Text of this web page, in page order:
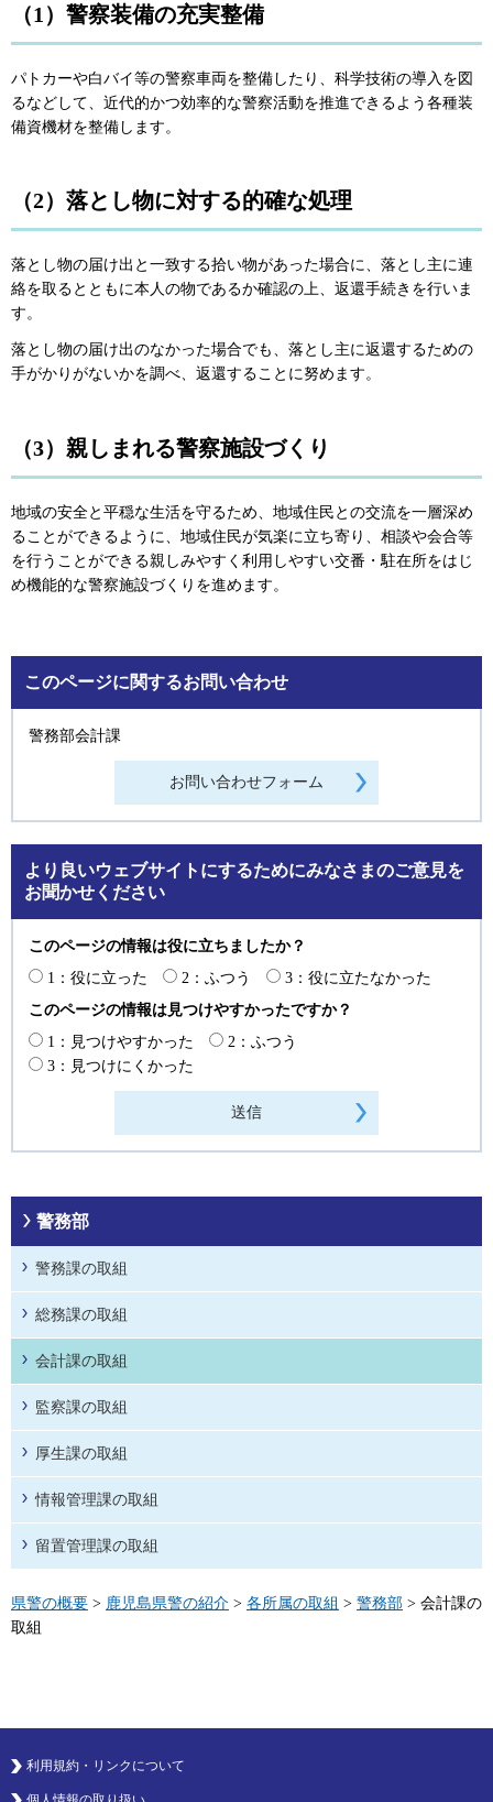
（1）警察装備の充実整備
パトカーや白バイ等の警察車両を整備したり、科学技術の導入を図
るなどして、近代的かつ効率的な警察活動を推進できるよう各種装
備資機材を整備します。
（2）落とし物に対する的確な処理
落とし物の届け出と一致する拾い物があった場合に、落とし主に連
絡を取るとともに本人の物であるか確認の上、返還手続きを行いま
す。
落とし物の届け出のなかった場合でも、落とし主に返還するための
手がかりがないかを調べ、返還することに努めます。
（3）親しまれる警察施設づくり
地域の安全と平穏な生活を守るため、地域住民との交流を一層深め
ることができるように、地域住民が気楽に立ち寄り、相談や会合等
を行うことができる親しみやすく利用しやすい交番・駐在所をはじ
め機能的な警察施設づくりを進めます。
このページに関するお問い合わせ
警務部会計課
より良いウェブサイトにするためにみなさまのご意見を
お聞かせください
このページの情報は役に立ちましたか？
1：役に立った
2：ふつう
3：役に立たなかった
このページの情報は見つけやすかったですか？
1：見つけやすかった
2：ふつう
3：見つけにくかった
警務部
警務課の取組
総務課の取組
会計課の取組
監察課の取組
厚生課の取組
情報管理課の取組
留置管理課の取組
県警の概要 > 鹿児島県警の紹介 > 各所属の取組 > 警務部 > 会計課の
取組
利用規約・リンクについて